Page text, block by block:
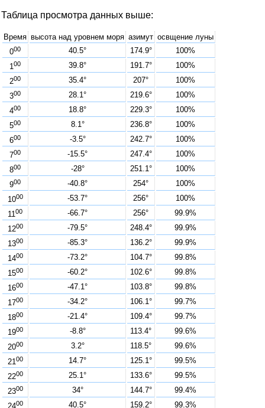
Таблица просмотра данных выше:
Время высота над уровнем моря азимут освщение луны
000 40.5° 174.9°
100%
100 39.8° 191.7°
100%
200 35.4° 207°
100%
300 28.1° 219.6°
100%
400 18.8° 229.3°
100%
500 8.1° 236.8°
100%
600 -3.5° 242.7°
100%
700 -15.5° 247.4°
100%
800 -28° 251.1°
100%
900 -40.8° 254°
100%
1000 -53.7° 256°
100%
1100 -66.7° 256°
99.9%
1200 -79.5° 248.4°
99.9%
1300 -85.3° 136.2°
99.9%
1400 -73.2° 104.7°
99.8%
1500 -60.2° 102.6°
99.8%
1600 -47.1° 103.8°
99.8%
1700 -34.2° 106.1°
99.7%
1800 -21.4° 109.4°
99.7%
1900 -8.8° 113.4°
99.6%
2000 3.2° 118.5°
99.6%
2100 14.7° 125.1°
99.5%
2200 25.1° 133.6°
99.5%
2300 34° 144.7°
99.4%
2400 40.5° 159.2° 99.3%